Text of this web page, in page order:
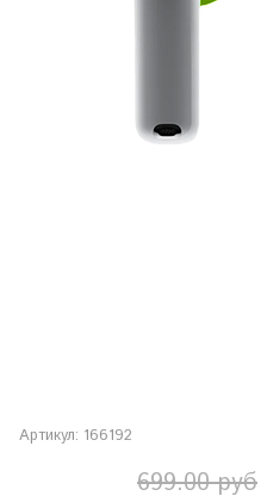
Артикул: 166192
699.00 руб